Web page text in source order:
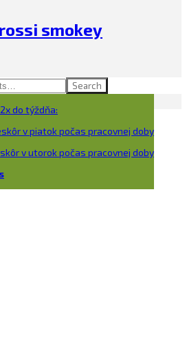
smokey
Search
do týždňa:
v piatok počas pracovnej doby
v utorok počas pracovnej doby